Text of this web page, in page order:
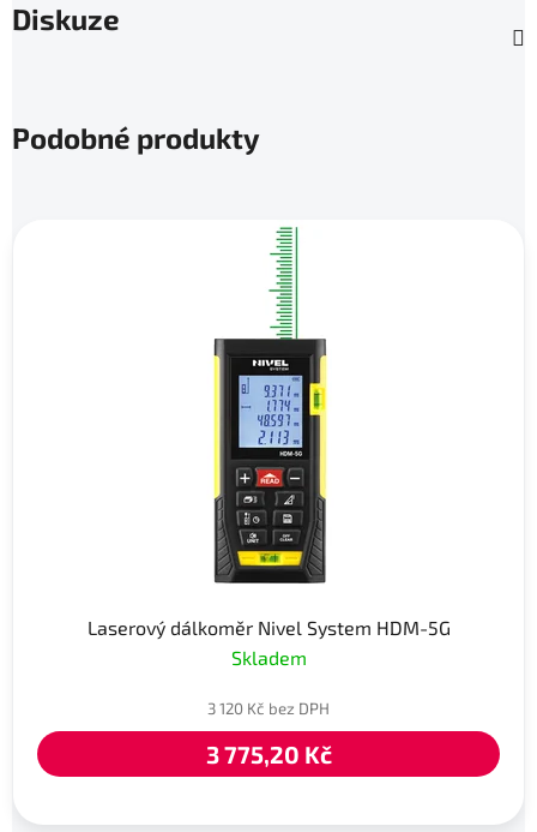
Diskuze
Podobné produkty
Laserový dálkoměr Nivel System HDM-5G
Skladem
3 120 Kč bez DPH
3 775,20 Kč